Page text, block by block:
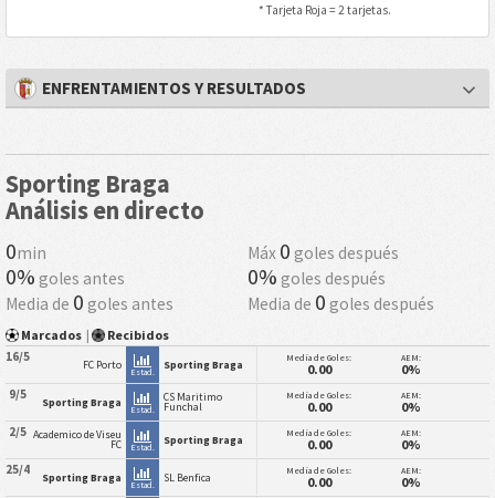
* Tarjeta Roja = 2 tarjetas.
ENFRENTAMIENTOS Y RESULTADOS
Sporting Braga
Análisis en directo
0min Máx 0 goles después
0% goles antes 0% goles después
Media de 0 goles antes Media de 0 goles después
Marcados | Recibidos
16/5 FC Porto
Estad.
Sporting Braga Media de Goles:
0.00
AEM:
0%
9/5 Sporting Braga
Estad.
CS Maritimo
Funchal
Media de Goles:
0.00
AEM:
0%
2/5 Academico de Viseu
FC Estad.
Sporting Braga Media de Goles:
0.00
AEM:
0%
25/4 Sporting Braga
Estad.
SL Benfica Media de Goles:
0.00
AEM:
0%